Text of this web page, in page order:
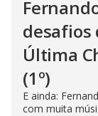
desafios
Última
(1º)
E ainda:
com muita